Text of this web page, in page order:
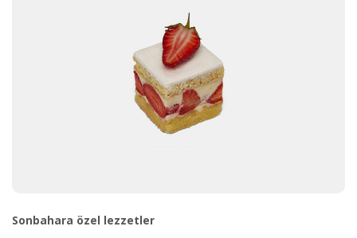
Sonbahara özel lezzetler